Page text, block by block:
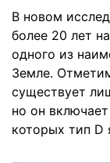
В новом
более 20 лет
одного из
Земле.
существует
но он
которых тип D